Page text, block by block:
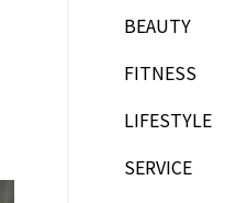
BEAUTY
FITNESS
LIFESTYLE
SERVICE
SERVICE